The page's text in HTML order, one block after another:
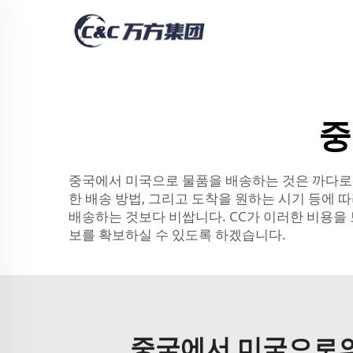
중국에서 미국으로 물품을 배송하는 것은 까다
한 배송 방법, 그리고 도착을 원하는 시기 등에
배송하는 것보다 비쌉니다. CC가 이러한 비용
보를 확보하실 수 있도록 하겠습니다.